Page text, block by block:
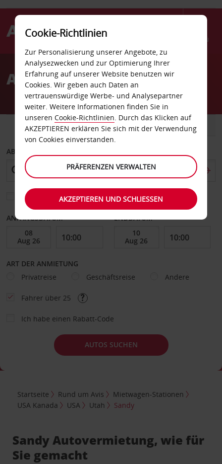
Menü
AvisAutovermietung Sandy
FAHRZEUG TRANSPORTER
ABHOLEN VON
Eine andere Rückgabestation auswählen
ANFANGSDATUM ENDDATUM
ART DER ANMIETUNG
Privatreise
Geschäftsreise Andere
Fahrer über 25
Ich habe einen Rabatt-Code
AUTOS SUCHEN
Startseite Rund um Avis
Mietwagen-Stationen
USA Kanada
USA Utah Sandy
Sandy Autovermietung, wie für
Sie gemacht
Cookie-Richtlinien
Zur Personalisierung unserer Angebote, zu
Analysezwecken und zur Optimierung Ihrer
Erfahrung auf unserer Website benutzen wir
Cookies. Wir geben auch Daten an
vertrauenswürdige Werbe- und Analysepartner
weiter. Weitere Informationen finden Sie in
unseren Cookie-Richtlinien. Durch das Klicken auf
AKZEPTIEREN erklären Sie sich mit der Verwendung
von Cookies einverstanden.
PRÄFERENZEN VERWALTEN
AKZEPTIEREN UND SCHLIESSEN